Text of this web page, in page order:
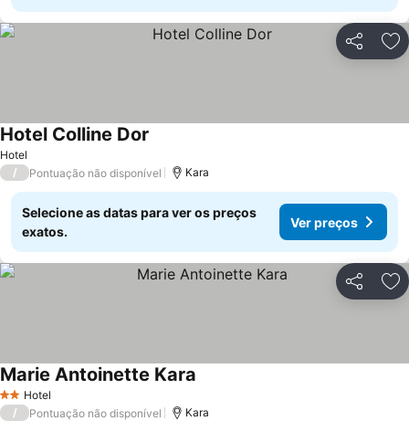
Partilhar
Hotel
Hotel Colline Dor
/ Pontuação não disponível Kara
Selecione as datas para ver os preços
exatos.
Ver preços
Partilhar
2 Estrelas
Hotel
Marie Antoinette Kara
/ Pontuação não disponível Kara